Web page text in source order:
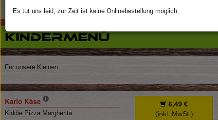
Es tut uns leid, zur Zeit ist keine Onlinebestellung möglich.
Kindermenü
Für unsere Kleinen
Karlo Käse
Kiddie Pizza Margherita
6,49 €
(inkl. MwSt.)